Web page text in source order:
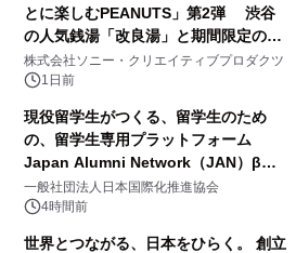
とに楽しむPEANUTS」第2弾 渋谷
の人気銭湯「改良湯」と期間限定のコ
ラボレーション サウナイキタイコラ
ボグッズも発売決定！
株式会社ソニー・クリエイティブプロダクツ
1日前
現役留学生がつくる、留学生のため
の、留学生専用プラットフォーム
Japan Alumni Network（JAN）β版
をリリース
一般社団法人日本国際化推進協会
4時間前
世界とつながる、日本をひらく。 創立